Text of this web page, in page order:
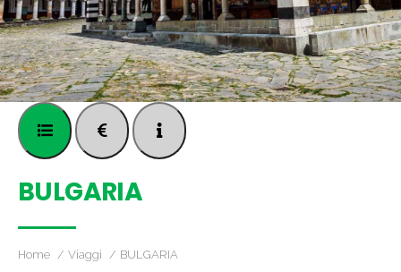
BULGARIA
Home Viaggi BULGARIA